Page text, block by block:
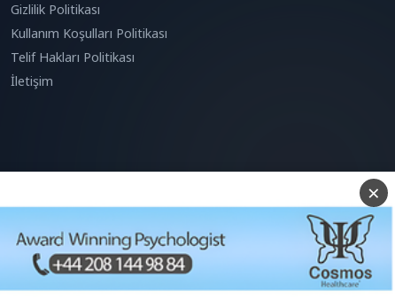
Gizlilik Politikası
Kullanım Koşulları Politikası
Telif Hakları Politikası
İletişim
Reddet